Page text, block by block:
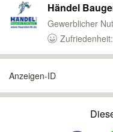
Händel
Gewerblicher
Anzeigen-ID